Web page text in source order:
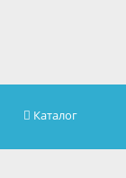
Каталог